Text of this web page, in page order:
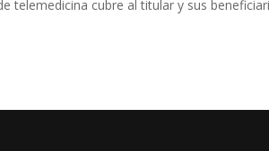
telemedicina cubre al titular y sus